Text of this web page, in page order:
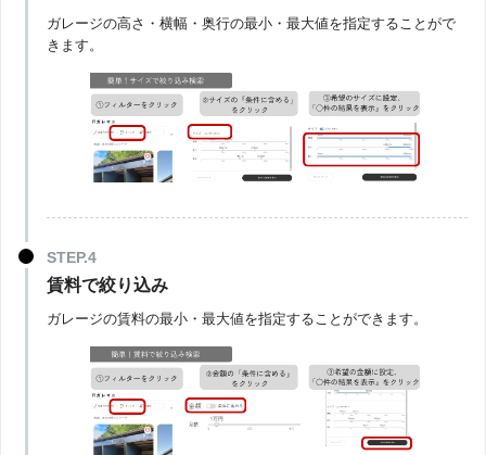
ガレージの高さ・横幅・奥行の最小・最大値を指定することがで
きます。
賃料で絞り込み
ガレージの賃料の最小・最大値を指定することができます。